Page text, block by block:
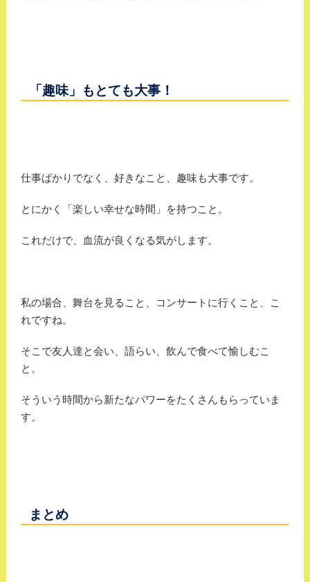
「趣味」もとても大事！
仕事ばかりでなく、好きなこと、趣味も大事です。
とにかく「楽しい幸せな時間」を持つこと。
これだけで、血流が良くなる気がします。
私の場合、舞台を見ること、コンサートに行くこと、こ
れですね。
そこで友人達と会い、語らい、飲んで食べて愉しむこ
と。
そういう時間から新たなパワーをたくさんもらっていま
す。
まとめ